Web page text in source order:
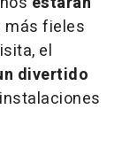
más fieles
el
divertido